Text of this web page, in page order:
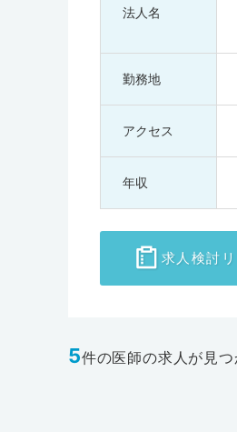
法人名
勤務地
アクセス
年収
求人検討
5件の医師の求人が見